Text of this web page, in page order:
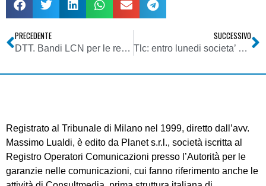
PRECEDENTE
DTT. Bandi LCN per le regioni Liguria, Toscana e Umbria. Compilazione elettronica della domanda
SUCCESSIVO
Tlc: entro lunedi societa’ dovranno presentare offerte per frequenze dividendo esterno (61-69 UHF)
Registrato al Tribunale di Milano nel 1999, diretto dall’avv.
Massimo Lualdi, è edito da Planet s.r.l., società iscritta al
Registro Operatori Comunicazioni presso l’Autorità per le
garanzie nelle comunicazioni, cui fanno riferimento anche le